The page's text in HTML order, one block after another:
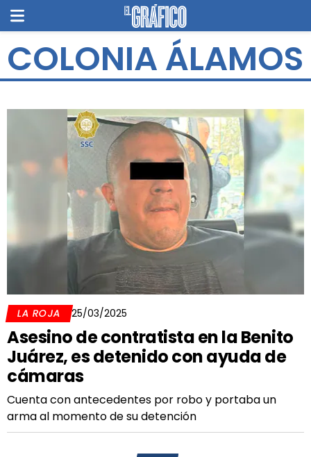
COLONIA ÁLAMOS
LA ROJA 25/03/2025
Asesino de contratista en la Benito
Juárez, es detenido con ayuda de
cámaras
Cuenta con antecedentes por robo y portaba un
arma al momento de su detención